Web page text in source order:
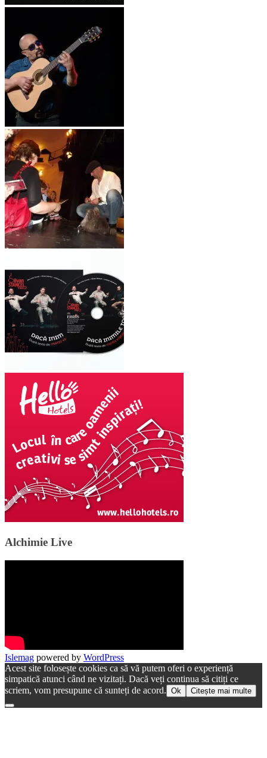
Alchimie Live
Islemag powered by WordPress
Acest site folosește cookies ca să vă putem oferi o experiență
simpatică atunci când ne vizitați. Dacă veți continua să citiți ce
scriem, vom presupune că sunteți de acord. Ok Citește mai multe